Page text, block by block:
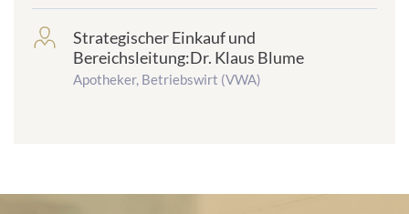
frontend.sr-
only_#
{element.icon}:
Strategischer Einkauf und
Bereichsleitung:Dr. Klaus Blume
Apotheker, Betriebswirt (VWA)